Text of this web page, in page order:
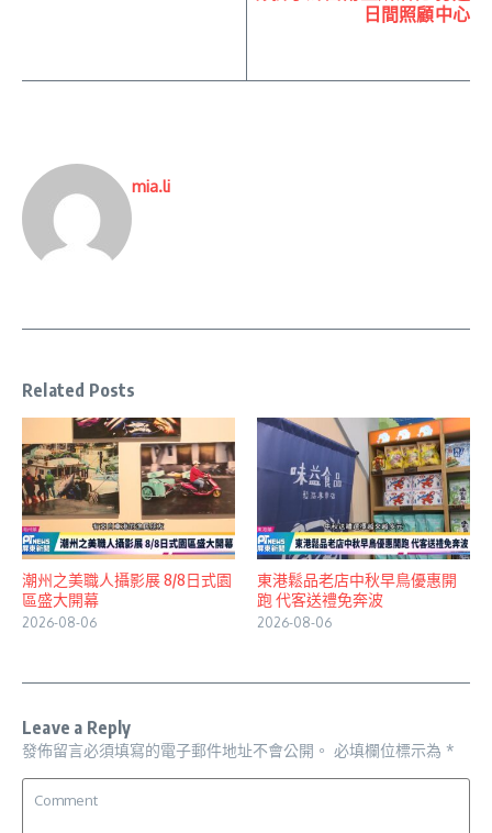
日間照顧中心
mia.li
Related Posts
潮州之美職人攝影展 8/8日式園
區盛大開幕
2026-08-06
東港鬆品老店中秋早鳥優惠開
跑 代客送禮免奔波
2026-08-06
Leave a Reply
發佈留言必須填寫的電子郵件地址不會公開。 必填欄位標示為 *